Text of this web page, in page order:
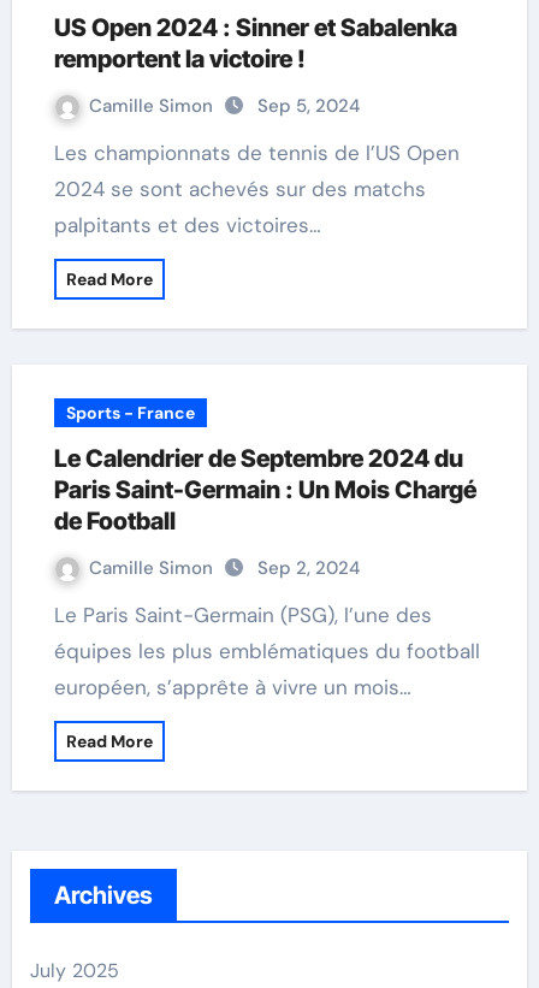
US Open 2024 : Sinner et Sabalenka
remportent la victoire !
Camille Simon Sep 5, 2024
Les championnats de tennis de l’US Open
2024 se sont achevés sur des matchs
palpitants et des victoires…
Read More
Sports - France
Le Calendrier de Septembre 2024 du
Paris Saint-Germain : Un Mois Chargé
de Football
Camille Simon Sep 2, 2024
Le Paris Saint-Germain (PSG), l’une des
équipes les plus emblématiques du football
européen, s’apprête à vivre un mois…
Read More
Archives
July 2025